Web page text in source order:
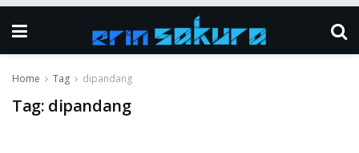
Home Tag dipandang
Tag: dipandang